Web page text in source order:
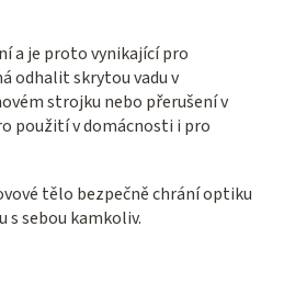
a je proto vynikající pro
odhalit skrytou vadu v
strojku nebo přerušení v
použití v domácnosti i pro
tělo bezpečně chrání optiku
s sebou kamkoliv.